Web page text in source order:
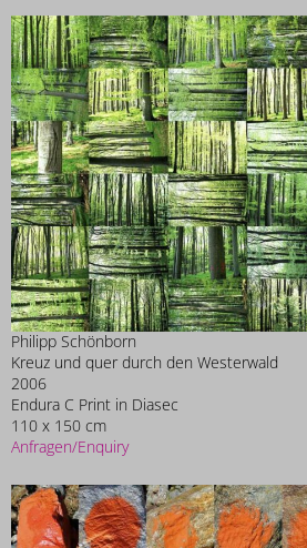
Philipp Schönborn
Kreuz und quer durch den Westerwald
2006
Endura C Print in Diasec
110 x 150 cm
Anfragen/Enquiry